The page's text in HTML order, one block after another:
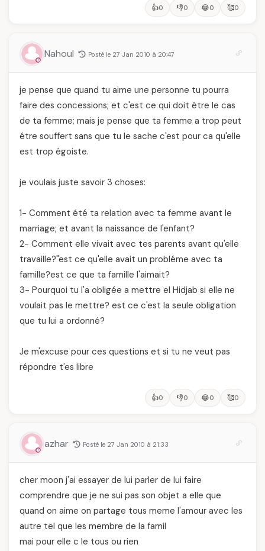
👍0 👎0 😂0 🥰0
Nahoul Posté le 27 Jan 2010 à 20:47
je pense que quand tu aime une personne tu pourra
faire des concessions; et c'est ce qui doit étre le cas
de ta femme; mais je pense que ta femme a trop peut
étre souffert sans que tu le sache c'est pour ca qu'elle
est trop égoiste.
je voulais juste savoir 3 choses:
1- Comment été ta relation avec ta femme avant le
marriage; et avant la naissance de l'enfant?
2- Comment elle vivait avec tes parents avant qu'elle
travaille?"est ce qu'elle avait un probléme avec ta
famille?est ce que ta famille l'aimait?
3- Pourquoi tu l'a obligée a mettre el Hidjab si elle ne
voulait pas le mettre? est ce c'est la seule obligation
que tu lui a ordonné?
Je m'excuse pour ces questions et si tu ne veut pas
répondre t'es libre
👍0 👎0 😂0 🥰0
azhar Posté le 27 Jan 2010 à 21:33
cher moon j'ai essayer de lui parler de lui faire
comprendre que je ne sui pas son objet a elle que
quand on aime on partage tous meme l'amour avec les
autre tel que les membre de la famil
mai pour elle c le tous ou rien